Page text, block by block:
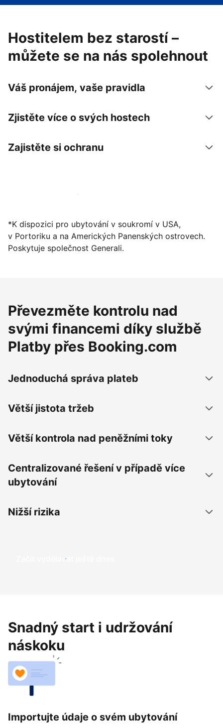
Hostitelem bez starostí –
můžete se na nás spolehnout
Váš pronájem, vaše pravidla
Zjistěte více o svých hostech
Zajistěte si ochranu
Zaregistrovat ubytování už dnes
*K dispozici pro ubytování v soukromí v USA,
v Portoriku a na Amerických Panenských ostrovech.
Poskytuje společnost Generali.
Převezměte kontrolu nad
svými financemi díky službě
Platby přes Booking.com
Jednoduchá správa plateb
Větší jistota tržeb
Větší kontrola nad peněžními toky
Centralizované řešení v případě více
ubytování
Nižší rizika
Začít vydělávat ještě dnes
Snadný start i udržování
náskoku
Importujte údaje o svém ubytování